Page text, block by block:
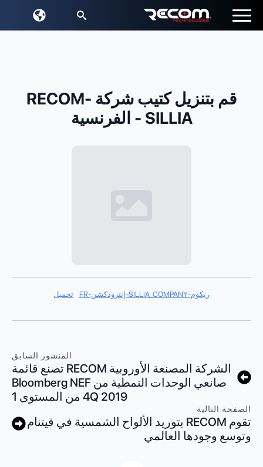
قم بتنزيل كتيب شركة RECOM-
SILLIA - الفرنسية
ريكوم-SILLIA_COMPANY-إنترودكشن-FR تحميل
المنشور السابق
الشركة المصنعة الأوروبية RECOM تصنع قائمة
صانعي الوحدات النمطية من Bloomberg NEF
4Q 2019 من المستوى 1
الصفحة التالية
تقوم RECOM بتوريد الألواح الشمسية في فيتنام
وتوسع وجودها العالمي